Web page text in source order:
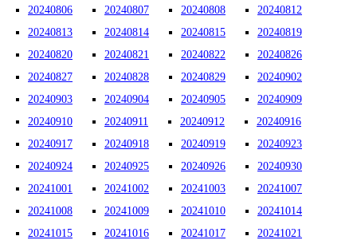
20240806
20240807 20240808
20240812
20240813
20240814 20240815
20240819
20240820
20240821 20240822
20240826
20240827
20240828 20240829
20240902
20240903
20240904 20240905
20240909
20240910
20240911 20240912
20240916
20240917
20240918 20240919
20240923
20240924
20240925 20240926
20240930
20241001
20241002 20241003
20241007
20241008
20241009 20241010
20241014
20241015
20241016 20241017
20241021